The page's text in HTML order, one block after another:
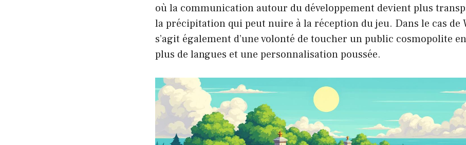
où la communication autour du développement devient plus
la précipitation qui peut nuire à la réception du jeu. Dans le cas de
s’agit également d’une volonté de toucher un public cosmopolite
plus de langues et une personnalisation poussée.